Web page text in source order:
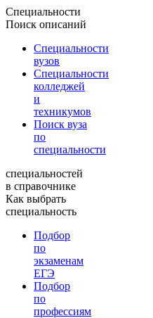
Специальности
Поиск описаний
Специальности
вузов
Специальности
колледжей
и
техникумов
Поиск вуза
по
специальности
специальностей
в справочнике
Как выбрать
специальность
Подбор
по
экзаменам
ЕГЭ
Подбор
по
профессиям